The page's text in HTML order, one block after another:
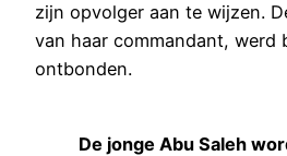
zijn opvolger aan te wijzen.
van haar commandant, werd
ontbonden.
De jonge Abu Saleh